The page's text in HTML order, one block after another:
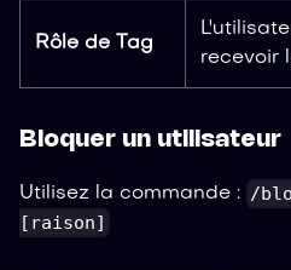
Rôle de Tag
recevoir
Bloquer un utilisateur
Utilisez la commande : /
[raison]